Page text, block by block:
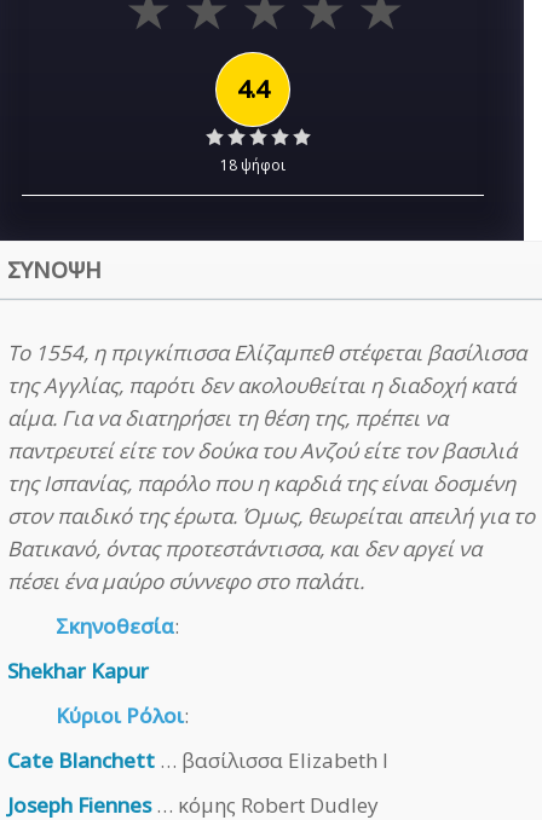
4.4
18 ψήφοι
ΣΥΝΟΨΗ
Το 1554, η πριγκίπισσα Ελίζαμπεθ στέφεται βασίλισσα
της Αγγλίας, παρότι δεν ακολουθείται η διαδοχή κατά
αίμα. Για να διατηρήσει τη θέση της, πρέπει να
παντρευτεί είτε τον δούκα του Ανζού είτε τον βασιλιά
της Ισπανίας, παρόλο που η καρδιά της είναι δοσμένη
στον παιδικό της έρωτα. Όμως, θεωρείται απειλή για το
Βατικανό, όντας προτεστάντισσα, και δεν αργεί να
πέσει ένα μαύρο σύννεφο στο παλάτι.
Σκηνοθεσία:
Shekhar Kapur
Κύριοι Ρόλοι:
Cate Blanchett … βασίλισσα Elizabeth I
Joseph Fiennes… κόμης Robert Dudley